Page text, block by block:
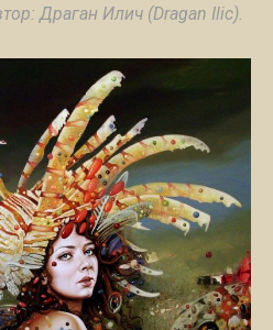
Драган Илич (Dragan Ilic).